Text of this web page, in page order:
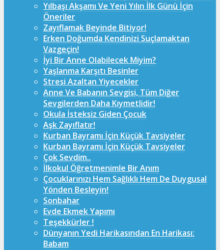
Yılbaşı Akşamı Ve Yeni Yılın İlk Günü İçin
Öneriler
Zayıflamak Beyinde Bitiyor!
Erken Doğumda Kendinizi Suçlamaktan
Vazgeçin!
İyi Bir Anne Olabilecek Miyim?
Yaşlanma Karşıtı Besinler
Stresi Azaltan Yiyecekler
Anne Ve Babanın Sevgisi, Tüm Diğer
Sevgilerden Daha Kıymetlidir!
Okula İsteksiz Giden Çocuk
Aşk Zayıflatır!
Kurban Bayramı İçin Küçük Tavsiyeler
Kurban Bayramı İçin Küçük Tavsiyeler
Çok Sevdim..
İlkokul Öğretmenimle Bir Anım
Çocuklarınızı Hem Sağlıklı Hem De Duygusal
Yönden Besleyin!
Sonbahar
Evde Ekmek Yapımı
Teşekkürler !
Dünyanın Yedi Harikasından En Harikası:
Babam